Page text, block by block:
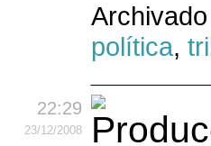
política,
22:29
23/12/2008